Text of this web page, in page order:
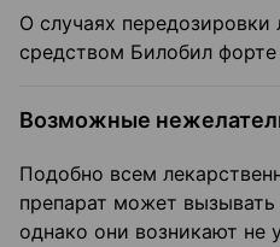
О случаях передозировки
средством Билобил
Возможные
Подобно всем
препарат может
однако они возникают не